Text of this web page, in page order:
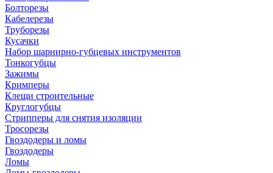
Болторезы
Кабелерезы
Труборезы
Кусачки
Набор шарнирно-губцевых инструментов
Тонкогубцы
Зажимы
Кримперы
Клещи строительные
Круглогубцы
Стрипперы для снятия изоляции
Тросорезы
Гвоздодеры и ломы
Гвоздодеры
Ломы